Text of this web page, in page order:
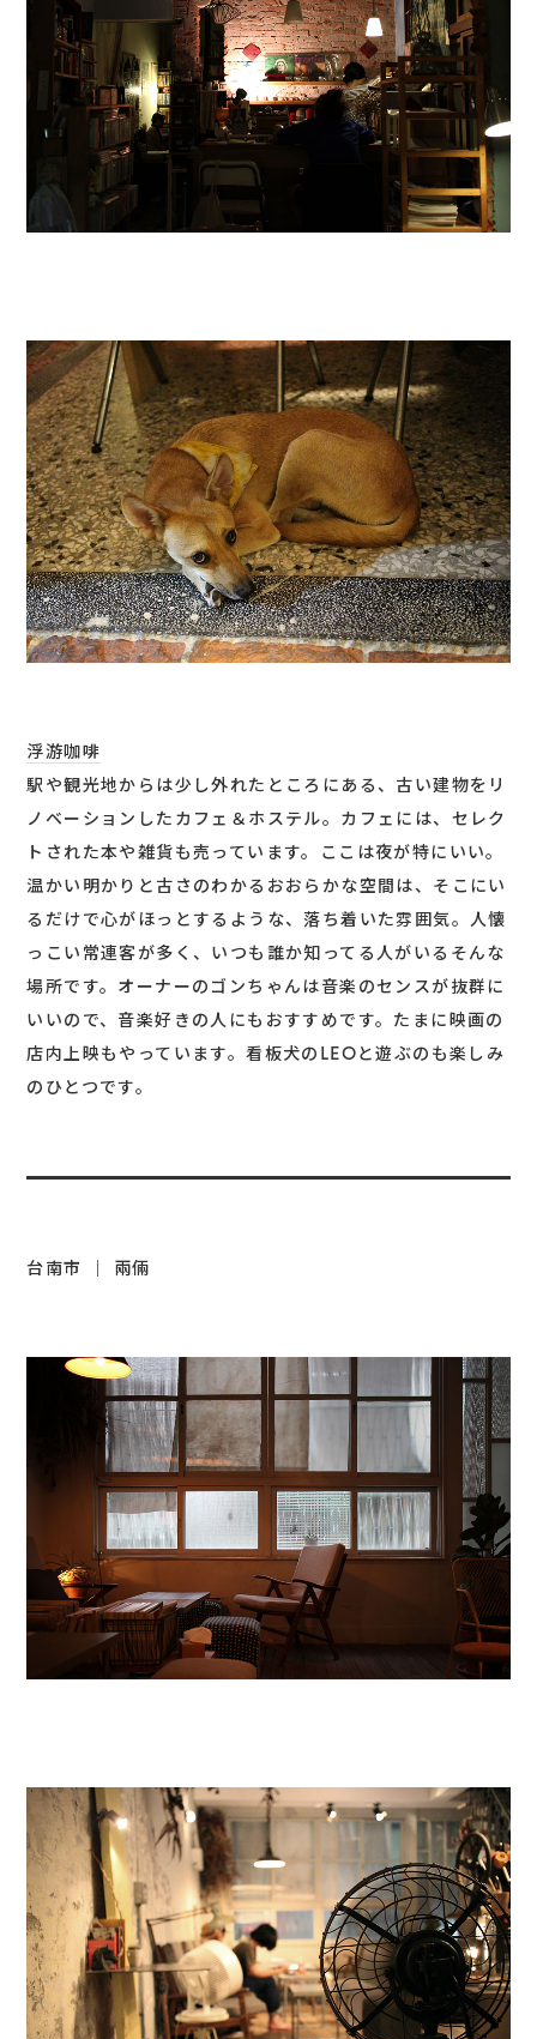
浮游咖啡
駅や観光地からは少し外れたところにある、古い建物をリ
ノベーションしたカフェ＆ホステル。カフェには、セレク
トされた本や雑貨も売っています。ここは夜が特にいい。
温かい明かりと古さのわかるおおらかな空間は、そこにい
るだけで心がほっとするような、落ち着いた雰囲気。人懐
っこい常連客が多く、いつも誰か知ってる人がいるそんな
場所です。オーナーのゴンちゃんは音楽のセンスが抜群に
いいので、音楽好きの人にもおすすめです。たまに映画の
店内上映もやっています。看板犬のLEOと遊ぶのも楽しみ
のひとつです。
台南市 ｜ 兩倆